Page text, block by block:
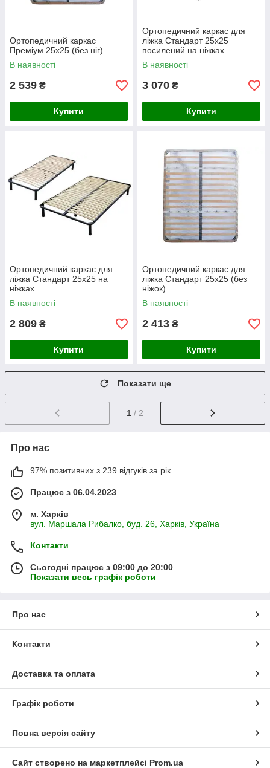
Ортопедичний каркас
Преміум 25х25 (без ніг)
В наявності
2 539 ₴
Купити
Ортопедичний каркас для
ліжка Стандарт 25х25
посилений на ніжках
В наявності
3 070 ₴
Купити
Ортопедичний каркас для
ліжка Стандарт 25х25 на
ніжках
В наявності
2 809 ₴
Купити
Ортопедичний каркас для
ліжка Стандарт 25х25 (без
ніжок)
В наявності
2 413 ₴
Купити
Показати ще
1 / 2
Про нас
97% позитивних з 239 відгуків за рік
Працює з 06.04.2023
м. Харків
вул. Маршала Рибалко, буд. 26, Харків, Україна
Контакти
Сьогодні працює з 09:00 до 20:00
Показати весь графік роботи
Про нас
Контакти
Доставка та оплата
Графік роботи
Повна версія сайту
Сайт створено на маркетплейсі Prom.ua